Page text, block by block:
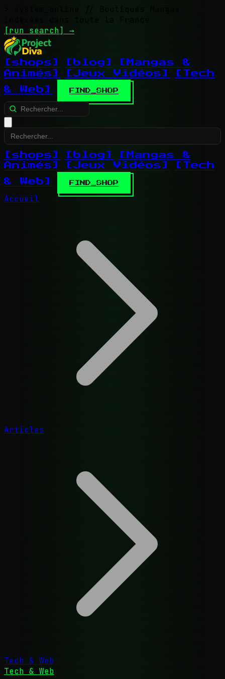
// Boutiques Mangas
indexées dans toute la France
[run search] →
[shops] [blog]
[Mangas &
Animés]
[Jeux Vidéos]
[Tech
& Web]
FIND_SHOP
[shops] [blog]
[Mangas &
Animés]
[Jeux Vidéos]
[Tech
& Web]
FIND_SHOP
Accueil
Articles
Tech & Web
Tech & Web